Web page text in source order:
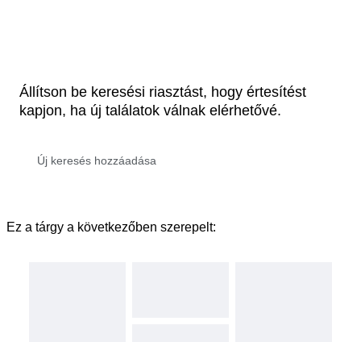
Állítson be keresési riasztást, hogy értesítést
kapjon, ha új találatok válnak elérhetővé.
Ez a tárgy a következőben szerepelt: